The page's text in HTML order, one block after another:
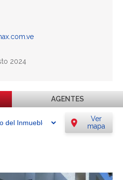
2024
AGENTES
location_on
Ver
mapa